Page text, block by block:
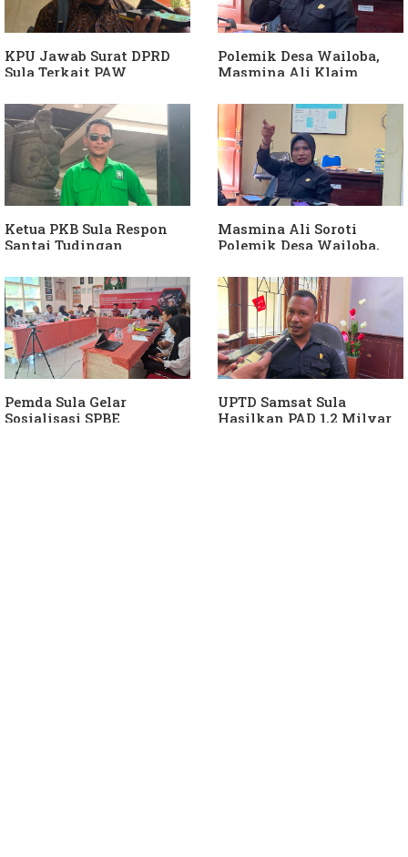
KPU Jawab Surat DPRD
Sula Terkait PAW
Hanura
Polemik Desa Wailoba,
Masmina Ali Klaim
Keterlibatan Ketua PKB
Sula
Ketua PKB Sula Respon
Santai Tudingan
Dia Kangen Saya
Masmina Ali Soroti
Polemik Desa Wailoba,
Keterlibatan Ketua PKB
Sula
Pemda Sula Gelar
Sosialisasi SPBE
UPTD Samsat Sula
Hasilkan PAD 1,2 Milyar